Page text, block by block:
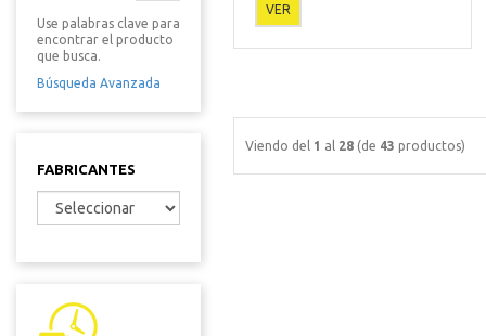
Use palabras clave para
encontrar el producto
que busca.
Búsqueda Avanzada
FABRICANTES
VER
Viendo del 1 al 28 (de 43 productos)